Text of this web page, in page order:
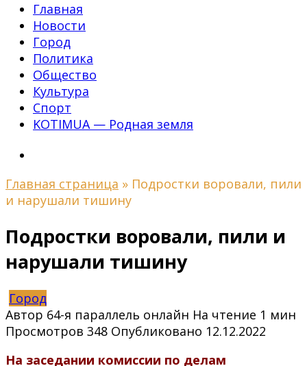
Главная
Новости
Город
Политика
Общество
Культура
Спорт
KOTIMUA — Родная земля
Главная страница » Подростки воровали, пили
и нарушали тишину
Подростки воровали, пили и
нарушали тишину
Город
Автор 64-я параллель онлайн На чтение 1 мин
Просмотров 348 Опубликовано 12.12.2022
На заседании комиссии по делам